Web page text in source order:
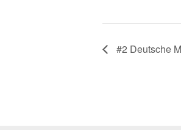
#2 Deutsche